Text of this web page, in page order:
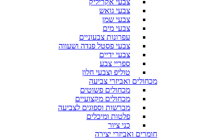
צבעי אקריליק
צבעי גואש
צבעי שמן
צבעי מים
עפרונות צבעוניים
צבעי פסטל פנדה ושעווה
צבעי ידיים
ספריי צבע
טוליפ וצבעי חלון
מכחולים ואביזרי צביעה
מכחולים פשוטים
מכחולים מקצועיים
מברשות וספוגים לצביעה
פלטות ומיכלים
כני ציור
חומרים ואביזרי יצירה